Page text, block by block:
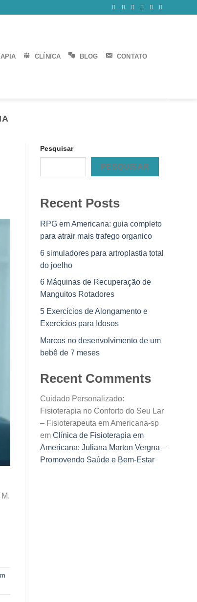
CLÍNICA BLOG CONTATO
Pesquisar
PESQUISAR
Recent Posts
RPG em Americana: guia completo
para atrair mais trafego organico
6 simuladores para artroplastia total
do joelho
6 Máquinas de Recuperação de
Manguitos Rotadores
5 Exercícios de Alongamento e
Exercícios para Idosos
Marcos no desenvolvimento de um
bebê de 7 meses
Recent Comments
Cuidado Personalizado:
Fisioterapia no Conforto do Seu Lar
– Fisioterapeuta em Americana-sp
em Clínica de Fisioterapia em
Americana: Juliana Marton Vergna –
Promovendo Saúde e Bem-Estar